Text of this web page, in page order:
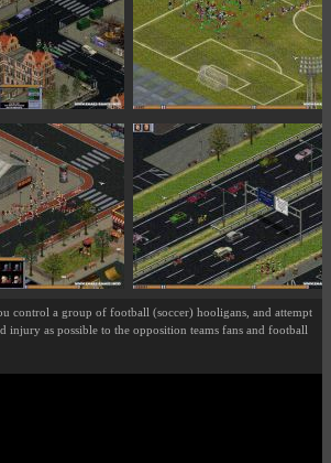
control a group of football (soccer) hooligans, and attempt
injury as possible to the opposition teams fans and football